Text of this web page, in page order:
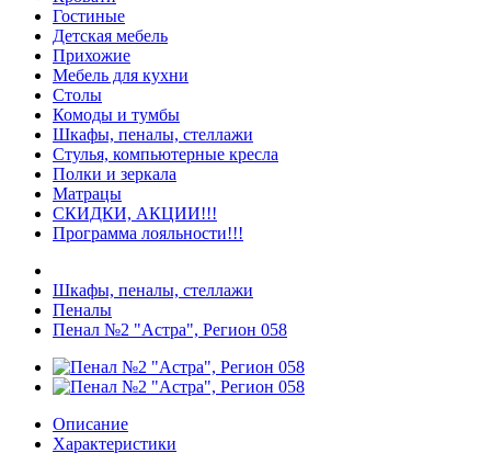
Гостиные
Детская мебель
Прихожие
Мебель для кухни
Столы
Комоды и тумбы
Шкафы, пеналы, стеллажи
Стулья, компьютерные кресла
Полки и зеркала
Матрацы
СКИДКИ, АКЦИИ!!!
Программа лояльности!!!
Шкафы, пеналы, стеллажи
Пеналы
Пенал №2 "Астра", Регион 058
Описание
Характеристики